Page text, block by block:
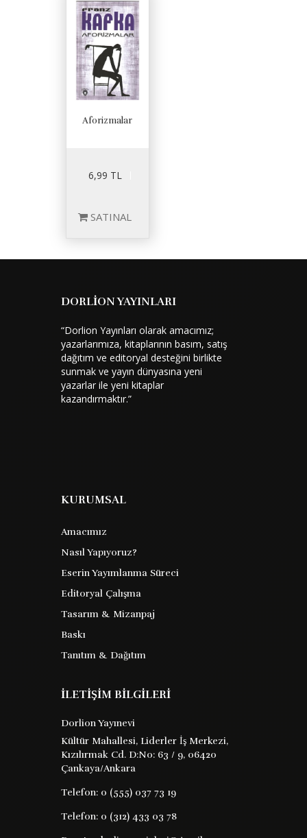
Aforizmalar
6,99 TL
SATINAL
Dönüşüm
Franz Kafka
Barkod :
9786254076671
Yayın Evi : XX
...
8.90 TL Satın Al Kitabı İncele
DORLİON YAYINLARI
“Dorlion Yayınları olarak amacımız;
yazarlarımıza, kitaplarının basım, satış
dağıtım ve editoryal desteğini birlikte
sunmak ve yayın dünyasına yeni
yazarlar ile yeni kitaplar
kazandırmaktır.”
KURUMSAL
Amacımız
Nasıl Yapıyoruz?
Eserin Yayımlanma Süreci
Editoryal Çalışma
Tasarım & Mizanpaj
Baskı
Tanıtım & Dağıtım
İLETİŞİM BİLGİLERİ
Dorlion Yayınevi
Kültür Mahallesi, Liderler İş Merkezi,
Kızılırmak Cd. D:No: 63 / 9, 06420
Çankaya/Ankara
Telefon: 0 (555) 037 73 19
Telefon: 0 (312) 433 03 78